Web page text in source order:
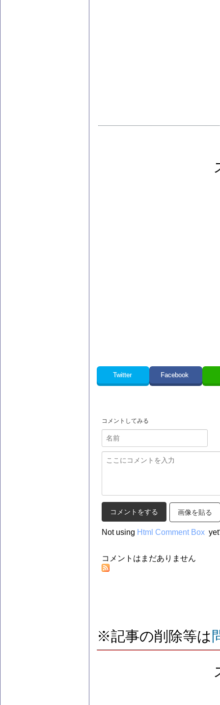
Twitter Facebook
コメントしてみる
画像を貼る
Not using Html Comment Box
コメントはまだありません
※記事の削除等は